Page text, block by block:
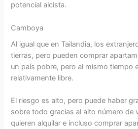
potencial alcista.
Camboya
Al igual que en Tailandia, los
tierras, pero pueden comprar
un país pobre, pero al mismo tiempo
relativamente libre.
El riesgo es alto, pero puede haber
sobre todo gracias al alto número de
quieren alquilar e incluso comprar